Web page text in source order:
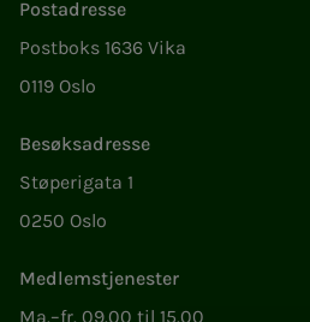
Postadresse
Postboks 1636 Vika
0119 Oslo
Besøksadresse
Støperigata 1
0250 Oslo
Medlemstjenester
Ma.–fr. 09.00 til 15.00